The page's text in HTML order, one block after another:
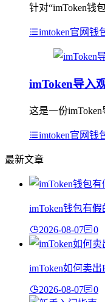
针对“imToken钱
imtoken官网钱
imToken导入
这是一份
imtoken官网钱
最新文章
imToken钱包有
2026-08-07 0
imToken如何卖
2026-08-07 0